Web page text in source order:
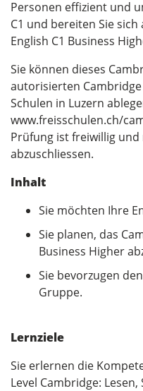
Personen effizient und
C1 und bereiten Sie
English C1 Business
Sie können dieses
autorisierten Cambridge
Schulen in Luzern
www.freisschulen.ch/
Prüfung ist freiwillig
abzuschliessen.
Inhalt
Sie möchten Ihre
Sie planen, das
Business Higher
Sie bevorzugen
Gruppe.
Lernziele
Sie erlernen die
Level Cambridge: